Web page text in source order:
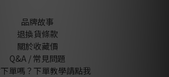
品牌故事
退換貨條款
關於收藏價
Q&A / 常見問題
單嗎？下單教學請點我